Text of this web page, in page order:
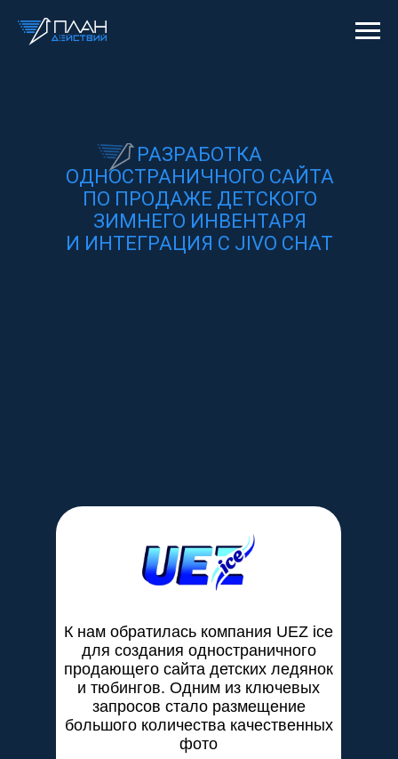
РАЗРАБОТКА
ОДНОСТРАНИЧНОГО САЙТА
ПО ПРОДАЖЕ ДЕТСКОГО
ЗИМНЕГО ИНВЕНТАРЯ
И ИНТЕГРАЦИЯ С JIVO CHAT
К нам обратилась компания UEZ ice
для создания одностраничного
продающего сайта детских ледянок
и тюбингов. Одним из ключевых
запросов стало размещение
большого количества качественных
фото